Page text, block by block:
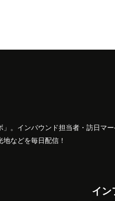
。インバウンド担当者・訪日マ
などを毎日配信！
イン